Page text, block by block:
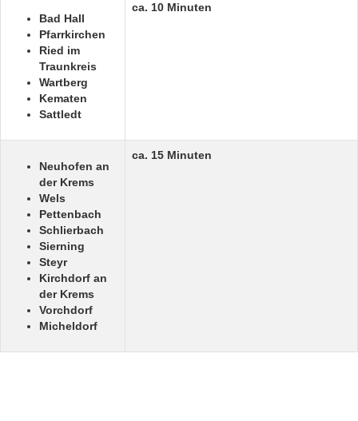
Bad Hall
Pfarrkirchen
Ried im
Traunkreis
Wartberg
Kematen
Sattledt
ca. 10 Minuten
Neuhofen an
der Krems
Wels
Pettenbach
Schlierbach
Sierning
Steyr
Kirchdorf an
der Krems
Vorchdorf
Micheldorf
ca. 15 Minuten